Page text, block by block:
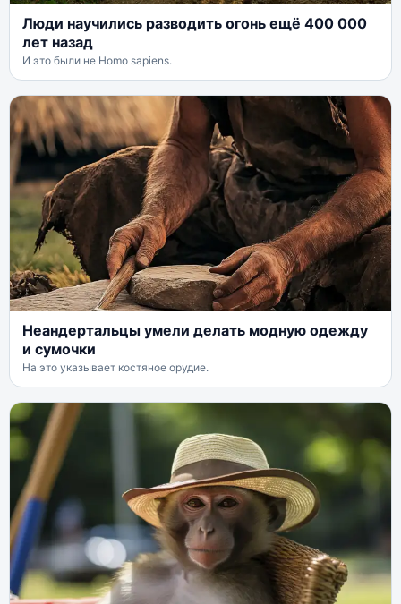
Люди научились разводить огонь ещё 400 000
лет назад
И это были не Homo sapiens.
Неандертальцы умели делать модную одежду
и сумочки
На это указывает костяное орудие.